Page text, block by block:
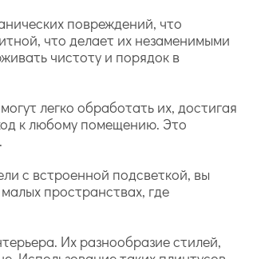
повреждений, что
что делает их незаменимыми
чистоту и порядок в
легко обработать их, достигая
к любому помещению. Это
с встроенной подсветкой, вы
пространствах, где
Их разнообразие стилей,